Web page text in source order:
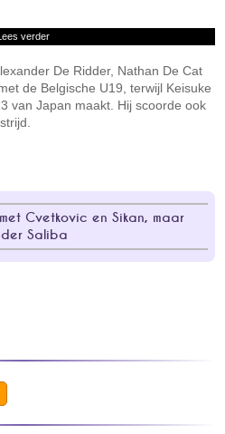
verder
De Ridder, Nathan De Cat
de Belgische U19, terwijl Keisuke
van Japan maakt. Hij scoorde ook
Cvetkovic en Sikan, maar
Saliba